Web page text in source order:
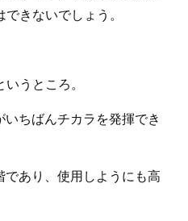
きないでしょう。
うところ。
ちばんチカラを発揮でき
であり、使用しようにも高